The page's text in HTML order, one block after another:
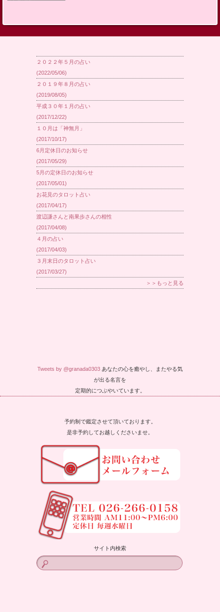
２０２２年５月の占い
(2022/05/06)
２０１９年８月の占い
(2019/08/05)
平成３０年１月の占い
(2017/12/22)
１０月は「神無月」
(2017/10/17)
6月定休日のお知らせ
(2017/05/29)
5月の定休日のお知らせ
(2017/05/01)
お花見のタロット占い
(2017/04/17)
渡辺謙さんと南果歩さんの相性
(2017/04/08)
４月の占い
(2017/04/03)
３月末日のタロット占い
(2017/03/27)
＞＞もっと見る
Tweets by @granada0303 あなたの心を癒やし、またやる気
が出る名言を
定期的につぶやいています。
予約制で鑑定させて頂いております。
是非予約してお越しくださいませ。
サイト内検索